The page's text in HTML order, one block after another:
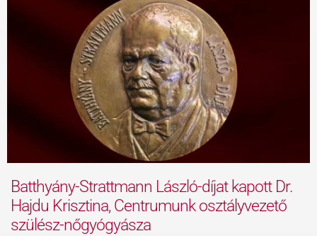
Batthyány-Strattmann László-díjat kapott Dr.
Hajdu Krisztina, Centrumunk osztályvezető
szülész-nőgyógyásza